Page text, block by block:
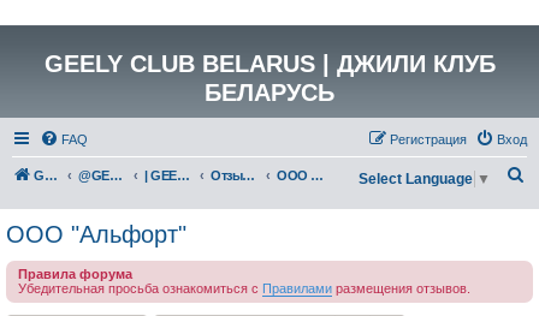
GEELY CLUB BELARUS | ДЖИЛИ КЛУБ
БЕЛАРУСЬ
FAQ Вход
Регистрация
GEELY Club Belarus @GEELYCLUBBY | GEELY CLUB BELARUS Отзывы о работе дилерских центров Республики Беларусь ООО "Альфорт"
с
Select Language ▼
ООО "Альфорт"
Правила форума
Убедительная просьба ознакомиться с Правилами размещения отзывов.